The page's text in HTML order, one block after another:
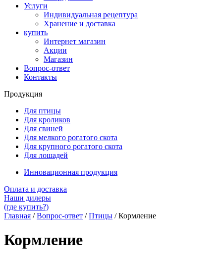
Услуги
Индивидуальная рецептура
Хранение и доставка
купить
Интернет магазин
Акции
Магазин
Вопрос-ответ
Контакты
Продукция
Для птицы
Для кроликов
Для свиней
Для мелкого рогатого скота
Для крупного рогатого скота
Для лошадей
Инновационная продукция
Оплата и доставка
Наши дилеры
(где купить?)
Главная /Вопрос-ответ /Птицы /Кормление
Кормление